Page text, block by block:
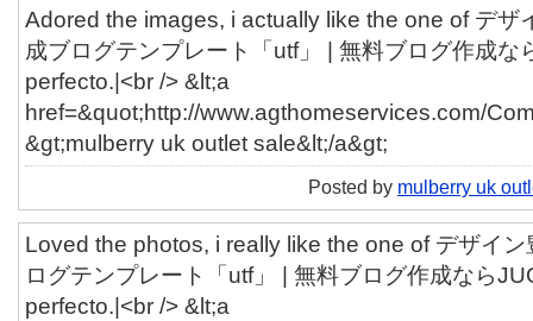
Adored the images, i actually like the one of デザ
成ブログテンプレート「utf」 | 無料ブログ作成な
perfecto.|<br /> &lt;a
href=&quot;http://www.agthomeservices.com/
&gt;mulberry uk outlet sale&lt;/a&gt;
Posted by mulberry uk
Loved the photos, i really like the one of デザイ
ログテンプレート「utf」 | 無料ブログ作成なら
perfecto.|<br /> &lt;a